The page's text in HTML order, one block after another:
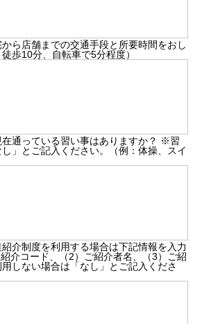
ら店舗までの交通手段と所要時間をおし
歩10分、自転車で5分程度）
通っている習い事はありますか？ ※習
」とご記入ください。（例：体操、スイ
介制度を利用する場合は下記情報を入力
介コード、（2）ご紹介者名、（3）ご紹
ない場合は「なし」とご記入くださ